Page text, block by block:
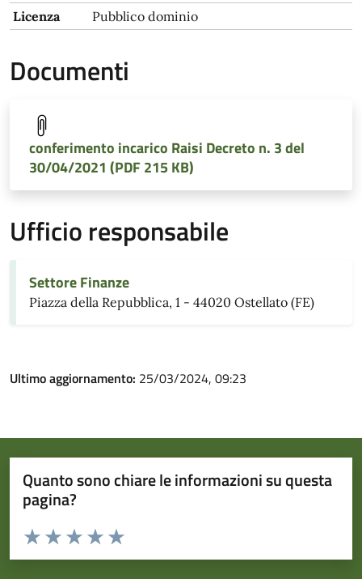
Licenza
Pubblico dominio
Documenti
conferimento incarico Raisi Decreto n. 3 del
30/04/2021 (PDF 215 KB)
Ufficio responsabile
Settore Finanze
Piazza della Repubblica, 1 - 44020 Ostellato (FE)
Ultimo aggiornamento: 25/03/2024, 09:23
Quanto sono chiare le informazioni su questa
pagina?
Valuta da 1 a 5 stelle la pagina
Valuta 5 stelle su 5
Valuta 4 stelle su 5
Valuta 3 stelle su 5
Valuta 2 stelle su 5
Valuta 1 stelle su 5